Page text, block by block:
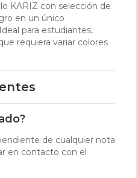
KARIZ con selección de
en un único
para estudiantes,
requiera variar colores
de cualquier nota
en contacto con el